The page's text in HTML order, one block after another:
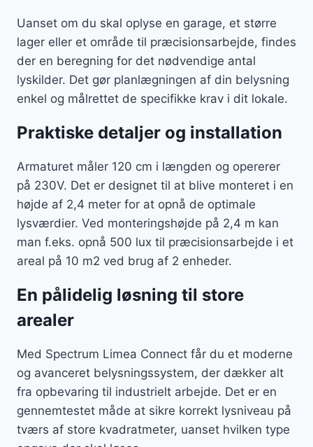
Uanset om du skal oplyse en garage, et større
lager eller et område til præcisionsarbejde, findes
der en beregning for det nødvendige antal
lyskilder. Det gør planlægningen af din belysning
enkel og målrettet de specifikke krav i dit lokale.
Praktiske detaljer og installation
Armaturet måler 120 cm i længden og opererer
på 230V. Det er designet til at blive monteret i en
højde af 2,4 meter for at opnå de optimale
lysværdier. Ved monteringshøjde på 2,4 m kan
man f.eks. opnå 500 lux til præcisionsarbejde i et
areal på 10 m2 ved brug af 2 enheder.
En pålidelig løsning til store
arealer
Med Spectrum Limea Connect får du et moderne
og avanceret belysningssystem, der dækker alt
fra opbevaring til industrielt arbejde. Det er en
gennemtestet måde at sikre korrekt lysniveau på
tværs af store kvadratmeter, uanset hvilken type